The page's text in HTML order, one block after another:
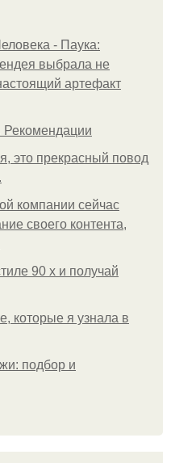
- Паука:
выбрала не
артефакт
Рекомендации
это прекрасный повод
компании сейчас
своего контента,
90 х и получай
которые я узнала в
подбор и